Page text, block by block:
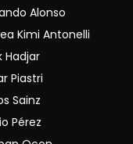
Alonso
Kimi Antonelli
Hadjar
Piastri
Sainz
Pérez